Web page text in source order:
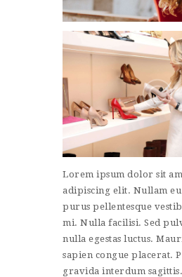
Lorem ipsum dolor sit
adipiscing elit. Nullam eu
purus pellentesque
mi. Nulla facilisi. Sed
nulla egestas luctus.
sapien congue placerat.
gravida interdum sagittis.